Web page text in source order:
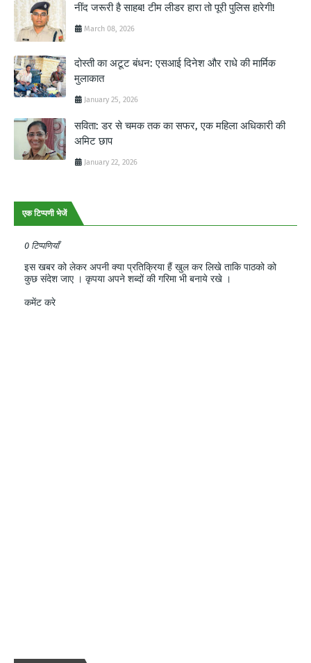
नींद जरूरी है साहब! टीम लीडर हारा तो पूरी पुलिस हारेगी!
March 08, 2026
दोस्ती का अटूट बंधन: एसआई दिनेश और राधे की मार्मिक
मुलाकात
January 25, 2026
सविता: डर से चमक तक का सफर, एक महिला अधिकारी की
अमिट छाप
January 22, 2026
एक टिप्पणी भेजें
0 टिप्पणियाँ
इस खबर को लेकर अपनी क्या प्रतिक्रिया हैं खुल कर लिखे ताकि पाठको को
कुछ संदेश जाए । कृपया अपने शब्दों की गरिमा भी बनाये रखे ।
कमेंट करे